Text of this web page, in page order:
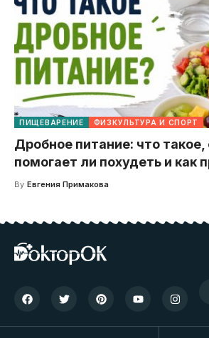
ПИЩЕВАРЕНИЕ ФИЗКУЛЬТУРА И СПОРТ
Дробное питание: что такое,
помогает ли похудеть и как
By Евгения Примакова